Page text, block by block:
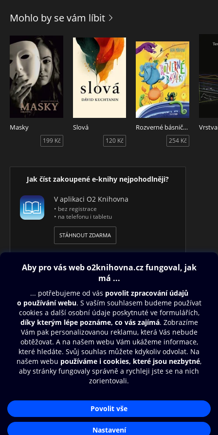
civilizácie. Zároveň ide o vzrušujúcu objaviteľskú cestu k
života. Podľa autorových vlastných slov predstavuje knihu
života, do ktorej vyústili všetky základné témy z jeho
predchádzajúcich diel. Citadela je zároveň jedinečným
dielom so stále živým posolstvom pre nás i pre ďalšie
generácie.
Mohlo by se vám líbit
Masky
199 Kč
Slová
120 Kč
Rozverné básničky
254 Kč
Vrstva
Jak číst zakoupené e-knihy nejpohodlněji?
V aplikaci O2 Knihovna
• bez registrace
• na telefonu i tabletu
STÁHNOUT ZDARMA
Obsah ke stažení
Moje O2 Knihovna
Další zábava
© O2 Czech Republic a.s.
Přístupnost
Zásady zpracování osobních údajůAplikace O2 Knihovna
Čti a poslouchej své e-knihy a